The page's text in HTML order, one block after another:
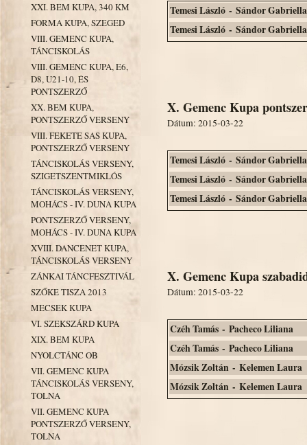
XXI. BEM KUPA, 340 KM
FORMA KUPA, SZEGED
VIII. GEMENC KUPA,
TÁNCISKOLÁS
VIII. GEMENC KUPA, E6,
D8, U21-10, ÉS
PONTSZERZŐ
XX. BEM KUPA,
PONTSZERZŐ VERSENY
VIII. FEKETE SAS KUPA,
PONTSZERZŐ VERSENY
TÁNCISKOLÁS VERSENY,
SZIGETSZENTMIKLÓS
TÁNCISKOLÁS VERSENY,
MOHÁCS - IV. DUNA KUPA
PONTSZERZŐ VERSENY,
MOHÁCS - IV. DUNA KUPA
XVIII. DANCENET KUPA,
TÁNCISKOLÁS VERSENY
ZÁNKAI TÁNCFESZTIVÁL
SZŐKE TISZA 2013
MECSEK KUPA
VI. SZEKSZÁRD KUPA
XIX. BEM KUPA
NYOLCTÁNC OB
VII. GEMENC KUPA
TÁNCISKOLÁS VERSENY,
TOLNA
VII. GEMENC KUPA
PONTSZERZŐ VERSENY,
TOLNA
Temesi László - Sándor Gabriella
Temesi László - Sándor Gabriella
X. Gemenc Kupa
Dátum: 2015-03-22
Temesi László - Sándor Gabriella
Temesi László - Sándor Gabriella
Temesi László - Sándor Gabriella
X. Gemenc Kupa
Dátum: 2015-03-22
Czéh Tamás - Pacheco Liliana
Czéh Tamás - Pacheco Liliana
Mózsik Zoltán - Kelemen Laura
Mózsik Zoltán - Kelemen Laura